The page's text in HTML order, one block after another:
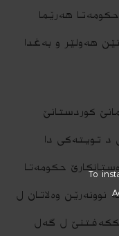
هه‌رێما
هه‌ولێر و به‌غدا
كوردستانێ
تویته‌كى دا
حكومه‌تا
وه‌لاتان ل
ل گه‌ل
To